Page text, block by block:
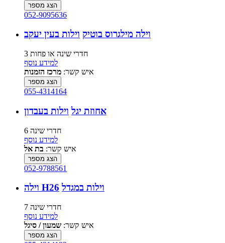
הצג מספר
052-9095636
וילה מילגרוס בוטיק וילות בעין יעקב
3 חדרי שינה או פחות
למידע נוסף
איש קשר: מרכז הזמנות
הצג מספר
055-4314164
אחוזת יגל וילות בעבדון
6 חדרי שינה
למידע נוסף
איש קשר: בת אל
הצג מספר
052-9788561
וילה H26 וילות במגדל
7 חדרי שינה
למידע נוסף
איש קשר: שמעון / סיגל
הצג מספר